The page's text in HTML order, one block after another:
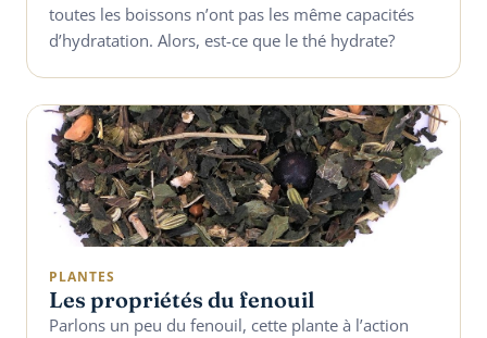
toutes les boissons n’ont pas les même capacités
d’hydratation. Alors, est-ce que le thé hydrate?
PLANTES
Les propriétés du fenouil
Parlons un peu du fenouil, cette plante à l’action